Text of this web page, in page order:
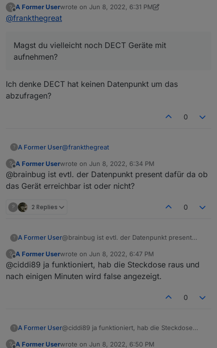
?
Offline
A Former Userwrote on Jun 8, 2022, 6:31 PM
last edited by A Former User Jun 9, 2022, 2:30 PM
@frankthegreat
Magst du vielleicht noch DECT Geräte mit
aufnehmen?
Ich denke DECT hat keinen Datenpunkt um das
abzufragen?
0
? A Former User@frankthegreat
Magst du vielleicht noch DECT Geräte mit
aufnehmen?
Ich denke DECT hat keinen Datenpunkt um das
?
Offline
A Former Userwrote on Jun 8, 2022, 6:34 PM
last edited by
@brainbug ist evtl. der Datenpunkt present dafür da ob
das Gerät erreichbar ist oder nicht?
? 2 Replies 0
? A Former User@brainbug ist evtl. der Datenpunkt present
?
Offline
A Former Userwrote on Jun 8, 2022, 6:47 PM
last edited by
@ciddi89 ja funktioniert, hab die Steckdose raus und
nach einigen Minuten wird false angezeigt.
0
? A Former User@ciddi89 ja funktioniert, hab die Steckdose
angezeigt.
? A Former Userwrote on Jun 8, 2022, 6:50 PM